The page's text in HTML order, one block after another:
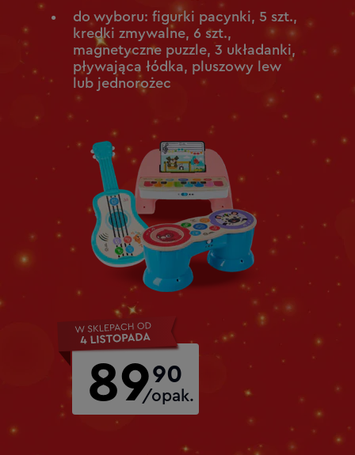
8990
/opak.
do wyboru: figurki pacynki, 5 szt.,
kredki zmywalne, 6 szt.,
magnetyczne puzzle, 3 układanki,
pływająca łódka, pluszowy lew
lub jednorożec